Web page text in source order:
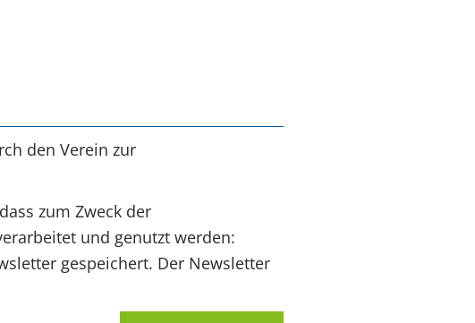
den Verein zur
zum Zweck der
und genutzt werden:
gespeichert. Der Newsletter